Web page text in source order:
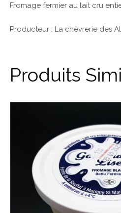
Fromage fermier au lait cru
Producteur : La chèvrerie des
Produits